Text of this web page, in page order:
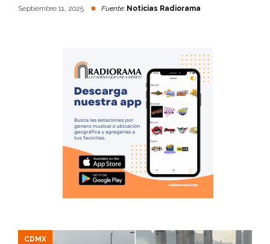
Septiembre 11, 2025 Fuente: Noticias Radiorama
CDMX